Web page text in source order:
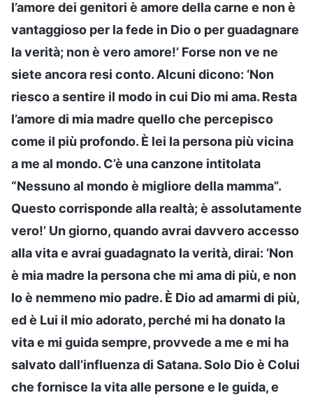
l’amore dei genitori è amore della carne e non è
vantaggioso per la fede in Dio o per guadagnare
la verità; non è vero amore!’ Forse non ve ne
siete ancora resi conto. Alcuni dicono: ‘Non
riesco a sentire il modo in cui Dio mi ama. Resta
l’amore di mia madre quello che percepisco
come il più profondo. È lei la persona più vicina
a me al mondo. C’è una canzone intitolata
“Nessuno al mondo è migliore della mamma”.
Questo corrisponde alla realtà; è assolutamente
vero!’ Un giorno, quando avrai davvero accesso
alla vita e avrai guadagnato la verità, dirai: ‘Non
è mia madre la persona che mi ama di più, e non
lo è nemmeno mio padre. È Dio ad amarmi di più,
ed è Lui il mio adorato, perché mi ha donato la
vita e mi guida sempre, provvede a me e mi ha
salvato dall’influenza di Satana. Solo Dio è Colui
che fornisce la vita alle persone e le guida, e